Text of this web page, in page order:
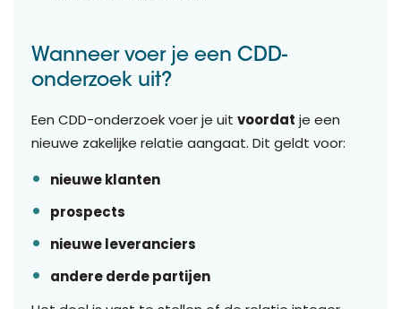
Wanneer voer je een CDD-
onderzoek uit?
Een CDD-onderzoek voer je uit voordat je een
nieuwe zakelijke relatie aangaat. Dit geldt voor:
nieuwe klanten
prospects
nieuwe leveranciers
andere derde partijen